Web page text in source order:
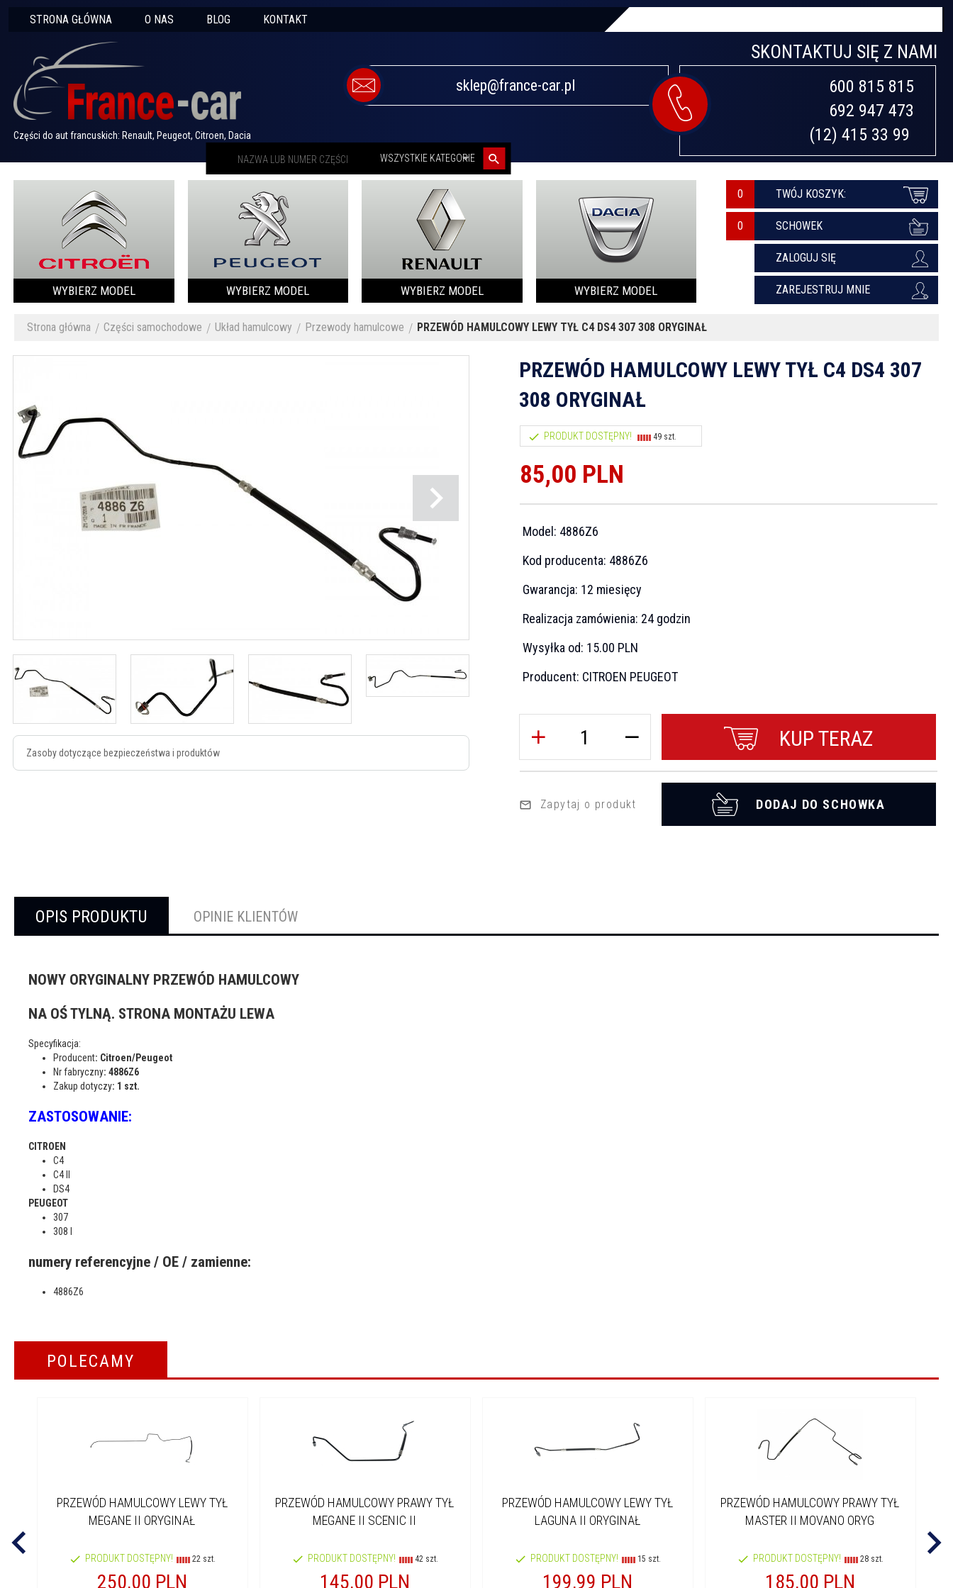
STRONA GŁÓWNA O NAS BLOG KONTAKT
Części do aut francuskich: Renault, Peugeot, Citroen, Dacia
SKONTAKTUJ SIĘ Z NAMI
sklep@france-car.pl
600 815 815
692 947 473
(12) 415 33 99
WSZYSTKIE KATEGORIE
WYBIERZ MODEL WYBIERZ MODEL WYBIERZ MODEL WYBIERZ MODEL
0 TWÓJ KOSZYK:
SCHOWEK
ZALOGUJ SIĘ
ZAREJESTRUJ MNIE
Strona główna Części samochodowe Układ hamulcowy Przewody hamulcowe PRZEWÓD HAMULCOWY LEWY TYŁ C4 DS4 307 308 ORYGINAŁ
Zasoby dotyczące bezpieczeństwa i produktów
PRZEWÓD HAMULCOWY LEWY TYŁ C4 DS4 307
308 ORYGINAŁ
PRODUKT DOSTĘPNY! 49 szt.
85,00 PLN
Model: 4886Z6
Kod producenta: 4886Z6
Gwarancja: 12 miesięcy
Realizacja zamówienia: 24 godzin
Wysyłka od: 15.00 PLN
Producent: CITROEN PEUGEOT
KUP TERAZ
Zapytaj o produkt DODAJ DO SCHOWKA
OPIS PRODUKTU OPINIE KLIENTÓW
NOWY ORYGINALNY PRZEWÓD HAMULCOWY
NA OŚ TYLNĄ. STRONA MONTAŻU LEWA
Specyfikacja:
Producent: Citroen/Peugeot
Nr fabryczny: 4886Z6
Zakup dotyczy: 1 szt.
ZASTOSOWANIE:
CITROEN
C4
C4 II
DS4
PEUGEOT
307
308 I
numery referencyjne / OE / zamienne:
4886Z6
POLECAMY
PRZEWÓD HAMULCOWY LEWY TYŁ
MEGANE II ORYGINAŁ
PRODUKT DOSTĘPNY! 22 szt.
250,00 PLN
PRZEWÓD HAMULCOWY PRAWY TYŁ
MEGANE II SCENIC II
PRODUKT DOSTĘPNY! 42 szt.
145,00 PLN
PRZEWÓD HAMULCOWY LEWY TYŁ
LAGUNA II ORYGINAŁ
PRODUKT DOSTĘPNY! 15 szt.
199,99 PLN
PRZEWÓD HAMULCOWY PRAWY TYŁ
MASTER II MOVANO ORYG
PRODUKT DOSTĘPNY! 28 szt.
185,00 PLN